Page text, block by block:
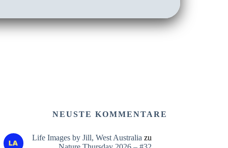
NEUSTE KOMMENTARE
Life Images by Jill, West Australia zu